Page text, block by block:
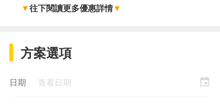
▼往下閱讀更多優惠詳情▼
方案選項
日期 查看日期 event